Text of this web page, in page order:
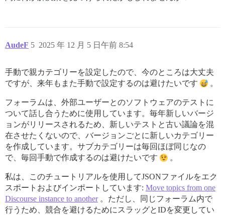
AudeF 2025 年 12 月 5 日午前 8:54
5
手動で親カテゴリーを設定したので、今のところは大丈夫
ですが、来年もまた手動で設定するのは避けたいです
。
フォーラムは、外部ユーザーとのソフトウェアのテストに
ついて話し合うために使用しています。毎年新しいバージ
ョンがリリースされるため、新しいテストと古い議論を混
在させたくないので、バージョンごとに新しいカテゴリー
を作成しています。サブカテゴリーは毎回ほぼ同じなの
で、毎回手動で作成するのは避けたいです
。
私は、このチュートリアルを使用してJSONファイルをエク
スポートおよびインポートしています: Move topics from one
Discourse instance to another。ただし、同じフォーラム内で
行うため、競合を避けるためにスラッグとIDを変更してい